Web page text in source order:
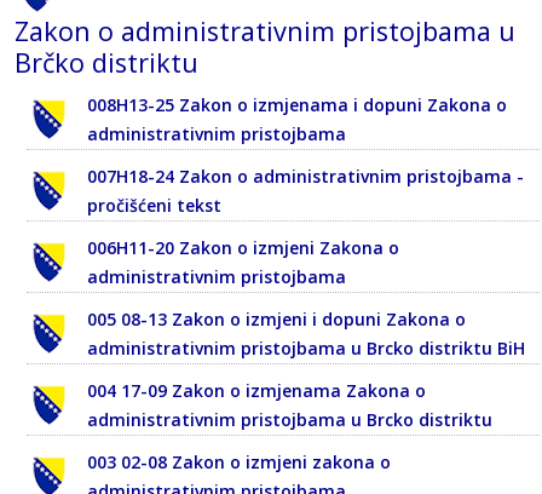
Zakon o administrativnim pristojbama u
Brčko distriktu
008H13-25 Zakon o izmjenama i dopuni Zakona o
administrativnim pristojbama
007H18-24 Zakon o administrativnim pristojbama -
pročišćeni tekst
006H11-20 Zakon o izmjeni Zakona o
administrativnim pristojbama
005 08-13 Zakon o izmjeni i dopuni Zakona o
administrativnim pristojbama u Brcko distriktu BiH
004 17-09 Zakon o izmjenama Zakona o
administrativnim pristojbama u Brcko distriktu
003 02-08 Zakon o izmjeni zakona o